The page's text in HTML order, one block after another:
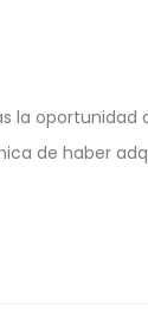
la
de haber